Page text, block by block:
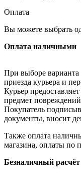
Оплата
Вы можете выбрать
Оплата наличными
При выборе
приезда курьера и
Курьер
предмет
Покупатель
документы, вносит
Также оплата
магазина, оплаты по
Безналичный расчёт